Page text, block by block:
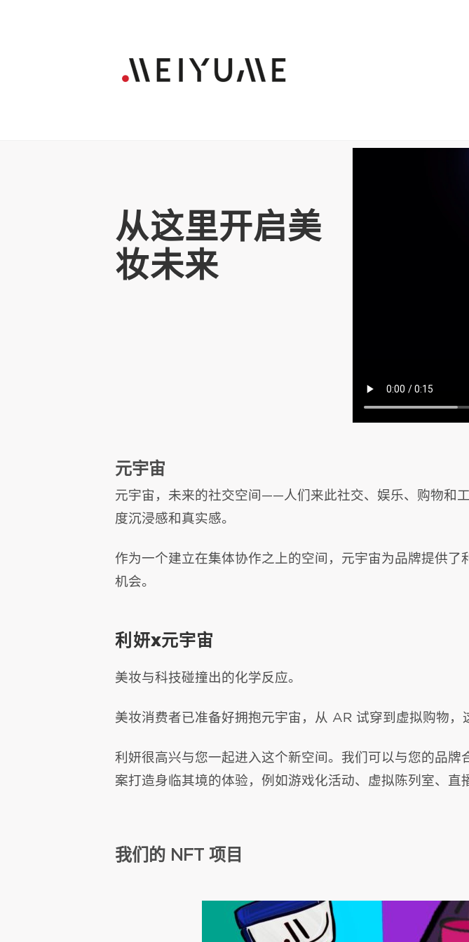
从这里开启美
妆未来
元宇宙
元宇宙，未来的社交空间——人们来此社交、娱乐、购物和
度沉浸感和真实感。
作为一个建立在集体协作之上的空间，元宇宙为品牌提供
机会。
利妍x元宇宙
美妆与科技碰撞出的化学反应。
美妆消费者已准备好拥抱元宇宙，从 AR 试穿到虚拟购物，
利妍很高兴与您一起进入这个新空间。我们可以与您的品
案打造身临其境的体验，例如游戏化活动、虚拟陈列室、直
我们的 NFT 项目